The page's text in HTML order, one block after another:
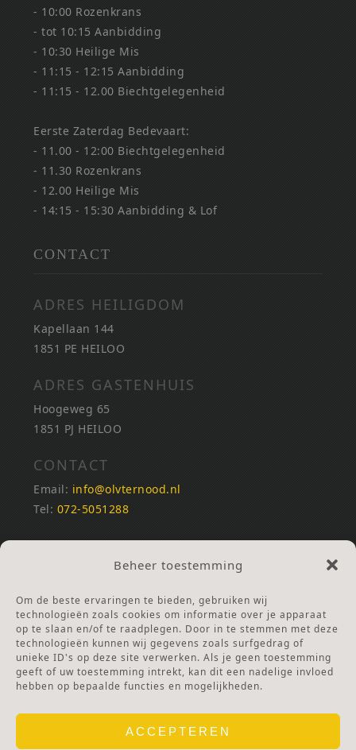
Beheer toestemming
Om de beste ervaringen te bieden, gebruiken wij
technologieën zoals cookies om informatie over je apparaat
op te slaan en/of te raadplegen. Door in te stemmen met deze
technologieën kunnen wij gegevens zoals surfgedrag of
unieke ID's op deze site verwerken. Als je geen toestemming
geeft of uw toestemming intrekt, kan dit een nadelige invloed
hebben op bepaalde functies en mogelijkheden.
ACCEPTEREN
- 10:00 Rozenkrans
- tot 10:15 Aanbidding
- 10:30 Heilige Mis
- 11:15 - 12:15 Aanbidding
- 11:15 - 12.00 Biechtgelegenheid
Eerste Zaterdag Bedevaart:
- 11.00 - 12:00 Biechtgelegenheid
- 11.30 Rozenkrans
- 12.00 Heilige Mis
- 14:15 - 15:30 Aanbidding & Lof
CONTACT
ADRES HEILIGDOM
Kapellaan 144
1851 PE HEILOO
ADRES GASTENHUIS
Hoogeweg 65
1851 PJ HEILOO
CONTACT
Email: info@olvternood.nl
Tel: 072-5051288
REKENINGNUMMERS
NL25INGB0000672168
Ga naar Doneren
ANBI Stichting
RSIN nummer:002832987